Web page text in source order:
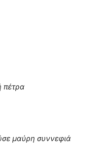
πέτρα
μαύρη συννεφιά